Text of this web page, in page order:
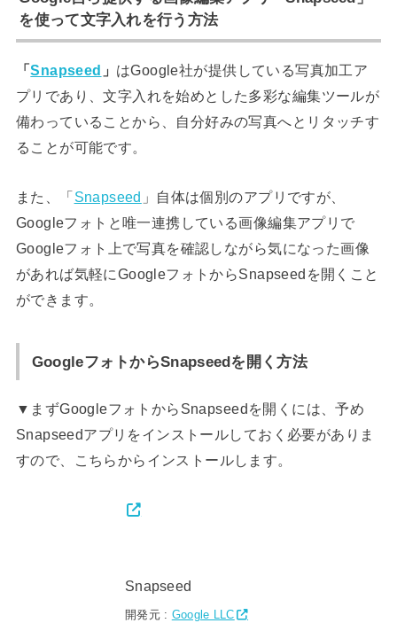
を使って文字入れを行う方法
「Snapseed 」 はGoogle社が提供している写真加工ア
プリであり、文字入れを始めとした多彩な編集ツールが
備わっていることから、自分好みの写真へとリタッチす
ることが可能です。
また、「Snapseed 」自体は個別のアプリですが、
Googleフォトと唯一連携している画像編集アプリで
Googleフォト上で写真を確認しながら気になった画像
があれば気軽にGoogleフォトからSnapseedを開くこと
ができます。
GoogleフォトからSnapseedを開く方法
▼まずGoogleフォトからSnapseedを開くには、予め
Snapseedアプリをインストールしておく必要がありま
すので、こちらからインストールします。
Snapseed
開発元 : Google LLC